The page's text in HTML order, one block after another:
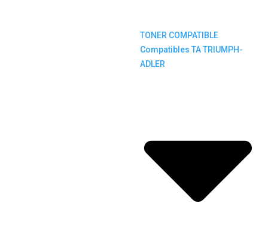
TONER COMPATIBLE
Compatibles TA TRIUMPH-
ADLER